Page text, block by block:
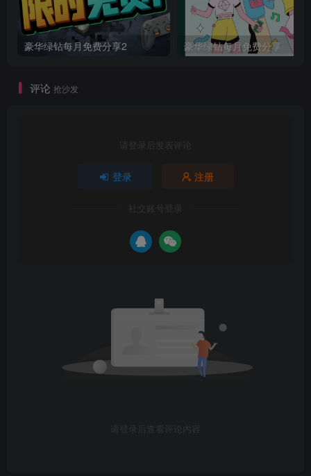
豪华绿钻每月免费分享2 豪华绿钻每月免费分享
评论 抢沙发
请登录后发表评论
登录 注册
社交账号登录
请登录后查看评论内容